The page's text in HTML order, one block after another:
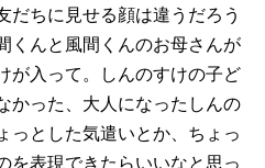
だちに見せる顔は違うだろう
くんと風間くんのお母さんが
が入って。しんのすけの子ど
かった、大人になったしんの
っとした気遣いとか、ちょっ
を表現できたらいいなと思っ